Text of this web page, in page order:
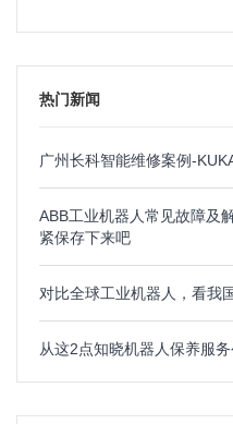
热门新闻
广州长科智能维修案例-
ABB工业机器人常见故障及
紧保存下来吧
对比全球工业机器人，看我
从这2点知晓机器人保养服